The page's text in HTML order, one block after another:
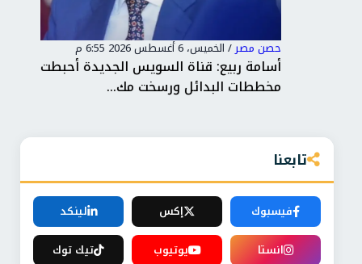
حصن مصر /الخميس، 6 أغسطس 2026 6:55 م
أسامة ربيع: قناة السويس الجديدة أحبطت
مخططات البدائل ورسخت مك...
تابعنا
فيسبوك إكس
لينكد
انستا
يوتيوب تيك توك